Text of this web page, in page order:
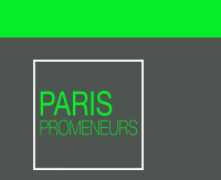
Aller à...